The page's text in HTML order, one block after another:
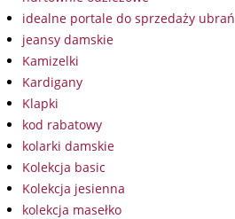
idealne portale do sprzedaży ubrań
jeansy damskie
Kamizelki
Kardigany
Klapki
kod rabatowy
kolarki damskie
Kolekcja basic
Kolekcja jesienna
kolekcja masełko